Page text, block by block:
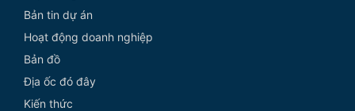
Bản tin dự án
Hoạt động doanh nghiệp
Bản đồ
Địa ốc đó đây
Kiến thức